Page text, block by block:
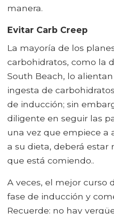
manera.
Evitar Carb Creep
La mayoría de los
carbohidratos, como la
South Beach, lo
ingesta de
de inducción; sin
diligente en seguir las
una vez que empiece a
a su dieta, deberá estar
que está comiendo..
A veces, el mejor curso
fase de inducción y
Recuerde: no hay